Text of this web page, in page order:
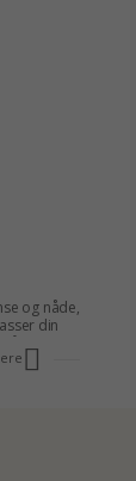
og nåde,
din
dette